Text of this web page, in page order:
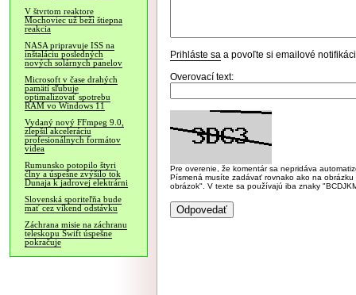
V štvrtom reaktore
Mochoviec už beží štiepna
reakcia
NASA pripravuje ISS na
inštaláciu posledných
nových solárnych panelov
Microsoft v čase drahých
pamätí sľubuje
optimalizovať spotrebu
RAM vo Windows 11
Vydaný nový FFmpeg 9.0,
zlepšil akceleráciu
profesionálnych formátov
videa
Rumunsko potopilo štyri
člny a úspešne zvýšilo tok
Dunaja k jadrovej elektrárni
Slovenská sporiteľňa bude
mať cez víkend odstávku
Záchrana misie na záchranu
teleskopu Swift úspešne
pokračuje
Prihláste sa a povoľte si emailové
Overovací text:
Pre overenie, že komentár sa nepridáva
Písmená musíte zadávať rovnako ako na
obrázok". V texte sa používajú iba znaky